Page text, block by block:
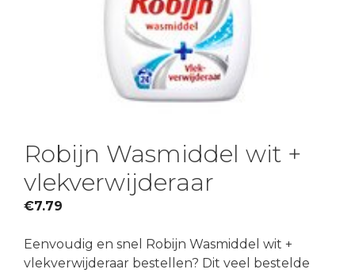
Robijn Wasmiddel wit +
vlekverwijderaar
€7.79
Eenvoudig en snel Robijn Wasmiddel wit +
vlekverwijderaar bestellen? Dit veel bestelde